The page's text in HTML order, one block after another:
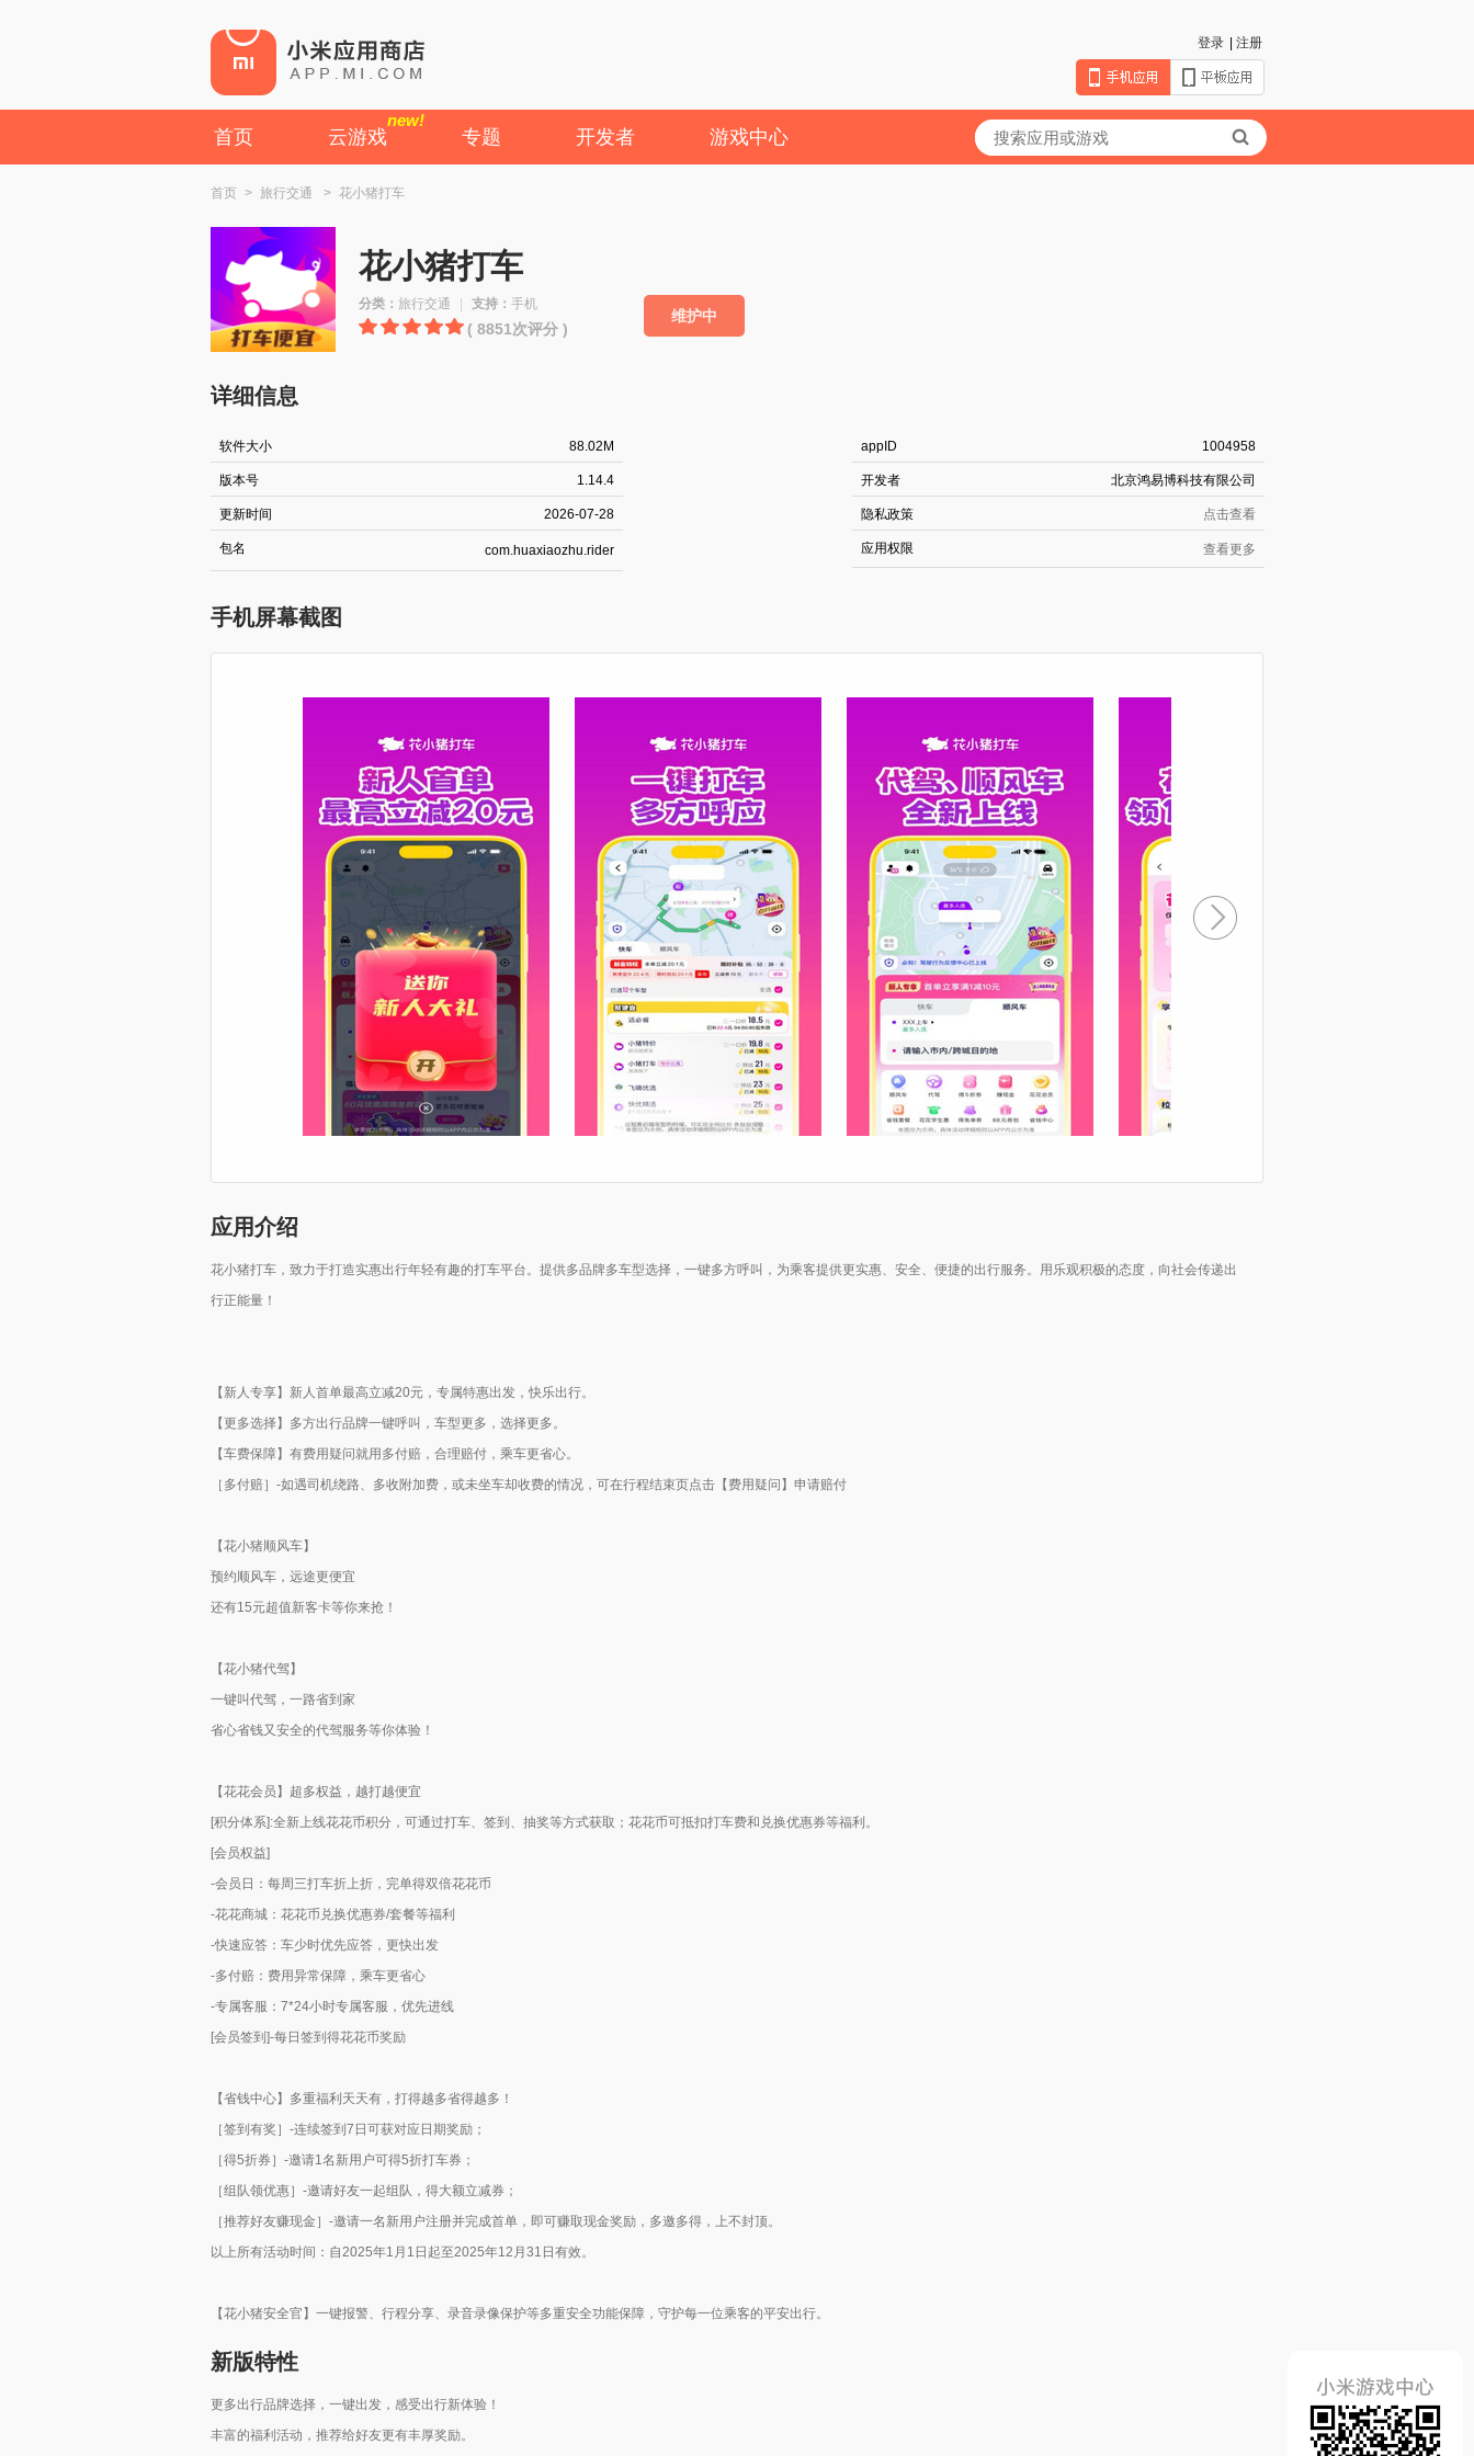
注册
登录
首页 云游戏
new!
专题 开发者 游戏中心
首页 > 旅行交通 > 花小猪打车
花小猪打车
分类： 旅行交通 支持： 手机
( 8851次评分 )
维护中
详细信息
软件大小 88.02M appID 1004958
版本号 1.14.4 开发者 北京鸿易博科技有限公司
更新时间 2026-07-28 隐私政策 点击查看
包名 com.huaxiaozhu.rider 应用权限 查看更多
手机屏幕截图
应用介绍
花小猪打车，致力于打造实惠出行年轻有趣的打车平台。提供多品牌多车型选择，一键多方呼叫，为乘客提供更实惠、安全、便捷的出行服务。用乐观积极的态度，向社会传递出
行正能量！
【新人专享】新人首单最高立减20元，专属特惠出发，快乐出行。
【更多选择】多方出行品牌一键呼叫，车型更多，选择更多。
【车费保障】有费用疑问就用多付赔，合理赔付，乘车更省心。
［多付赔］-如遇司机绕路、多收附加费，或未坐车却收费的情况，可在行程结束页点击【费用疑问】申请赔付
【花小猪顺风车】
预约顺风车，远途更便宜
还有15元超值新客卡等你来抢！
【花小猪代驾】
一键叫代驾，一路省到家
省心省钱又安全的代驾服务等你体验！
【花花会员】超多权益，越打越便宜
[积分体系]:全新上线花花币积分，可通过打车、签到、抽奖等方式获取；花花币可抵扣打车费和兑换优惠券等福利。
[会员权益]
-会员日：每周三打车折上折，完单得双倍花花币
-花花商城：花花币兑换优惠券/套餐等福利
-快速应答：车少时优先应答，更快出发
-多付赔：费用异常保障，乘车更省心
-专属客服：7*24小时专属客服，优先进线
[会员签到]-每日签到得花花币奖励
【省钱中心】多重福利天天有，打得越多省得越多！
［签到有奖］-连续签到7日可获对应日期奖励；
［得5折券］-邀请1名新用户可得5折打车券；
［组队领优惠］-邀请好友一起组队，得大额立减券；
［推荐好友赚现金］-邀请一名新用户注册并完成首单，即可赚取现金奖励，多邀多得，上不封顶。
以上所有活动时间：自2025年1月1日起至2025年12月31日有效。
【花小猪安全官】一键报警、行程分享、录音录像保护等多重安全功能保障，守护每一位乘客的平安出行。
新版特性
更多出行品牌选择，一键出发，感受出行新体验！
丰富的福利活动，推荐给好友更有丰厚奖励。